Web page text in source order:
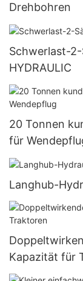
Drehbohren
Schwerlast-
HYDRAULIC
20 Tonnen
für
Langhub-
Kapazität für